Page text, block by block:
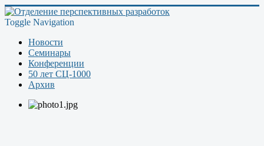
Toggle Navigation
Новости
Семинары
Конференции
50 лет СЦ-1000
Архив